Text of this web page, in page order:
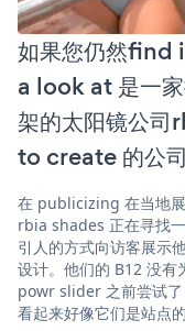
如果您仍然
a look at 是一
架的太阳镜公
to create 的公司
在 publicizing 在当地展
rbia shades 正在寻找
引人的方式向访客展示
设计。他们的 B12 没有
powr slider 之前尝试
看起来好像它们是站点